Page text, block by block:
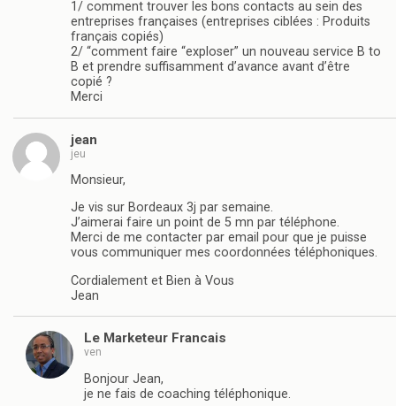
1/ comment trouver les bons contacts au sein des
entreprises françaises (entreprises ciblées : Produits
français copiés)
2/ “comment faire “exploser” un nouveau service B to
B et prendre suffisamment d’avance avant d’être
copié ?
Merci
jean
jeu
Monsieur,
Je vis sur Bordeaux 3j par semaine.
J’aimerai faire un point de 5 mn par téléphone.
Merci de me contacter par email pour que je puisse
vous communiquer mes coordonnées téléphoniques.
Cordialement et Bien à Vous
Jean
Le Marketeur Francais
ven
Bonjour Jean,
je ne fais de coaching téléphonique.